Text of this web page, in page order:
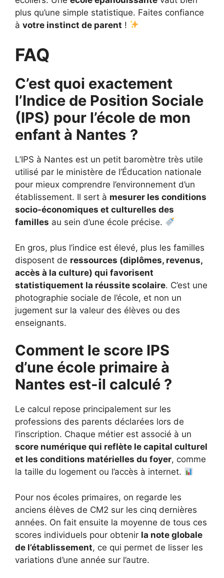
plus qu’une simple statistique. Faites confiance
à votre instinct de parent !
FAQ
C’est quoi exactement
l’Indice de Position Sociale
(IPS) pour l’école de mon
enfant à Nantes ?
L’IPS à Nantes est un petit baromètre très utile
utilisé par le ministère de l’Éducation nationale
pour mieux comprendre l’environnement d’un
établissement. Il sert à mesurer les conditions
socio-économiques et culturelles des
familles au sein d’une école précise.
En gros, plus l’indice est élevé, plus les familles
disposent de ressources (diplômes, revenus,
accès à la culture) qui favorisent
statistiquement la réussite scolaire. C’est une
photographie sociale de l’école, et non un
jugement sur la valeur des élèves ou des
enseignants.
Comment le score IPS
d’une école primaire à
Nantes est-il calculé ?
Le calcul repose principalement sur les
professions des parents déclarées lors de
l’inscription. Chaque métier est associé à un
score numérique qui reflète le capital culturel
et les conditions matérielles du foyer, comme
la taille du logement ou l’accès à internet.
Pour nos écoles primaires, on regarde les
anciens élèves de CM2 sur les cinq dernières
années. On fait ensuite la moyenne de tous ces
scores individuels pour obtenir la note globale
de l’établissement, ce qui permet de lisser les
variations d’une année sur l’autre.